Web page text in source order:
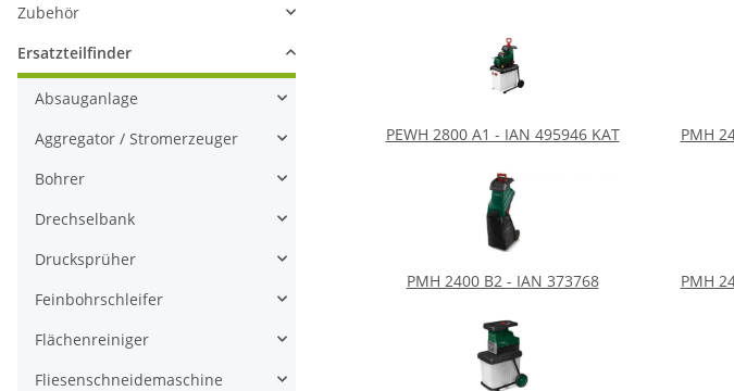
PEWH 2800 A1 - IAN 495946 KAT PMH
PMH 2400 B2 - IAN 373768 PMH
Zubehör
Ersatzteilfinder
Absauganlage
Aggregator / Stromerzeuger
Bohrer
Drechselbank
Drucksprüher
Feinbohrschleifer
Flächenreiniger
Fliesenschneidemaschine